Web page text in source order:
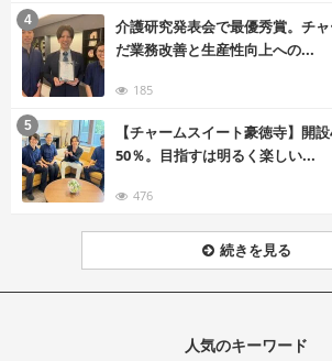
介護研究発表会で最優秀賞。チ
だ業務改善と生産性向上への...
185
4
【チャームスイート豪徳寺】開
50％。目指すは明るく楽しい...
476
5
続きを見る
人気のキーワード